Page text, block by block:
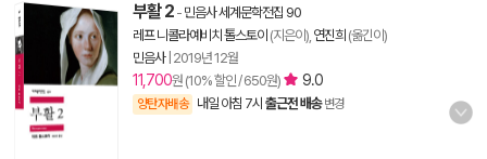
부활 2 - 민음사 세계문학전집 90
레프 니콜라예비치 톨스토이 (지은이), 연진희 (옮긴이)
민음사| 2019년 12월
11,700원 (10% 할인 / 650원) 9.0
양탄자배송 내일 아침 7시 출근전 배송 변경